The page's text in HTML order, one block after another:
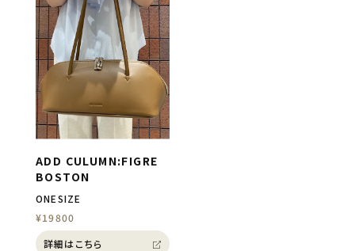
ADD CULUMN:FIGRE
BOSTON
ONESIZE
¥19800
詳細はこちら